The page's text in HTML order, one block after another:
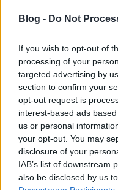
Blog - Do Not
If you wish to opt-out of
processing of your
targeted advertising by
section to confirm your
opt-out request is
interest-based ads
us or personal
your opt-out. You may
disclosure of your
IAB’s list of downstream
also be disclosed by us
viheti haza a kupát.
A Deutschland
válogatott hétvége
legyűrte a
meglepőbb a kapura
Szlovákia 36 svájci
hazaiak nagyon jó
harmadban
AzEIHCkupákon is 2-